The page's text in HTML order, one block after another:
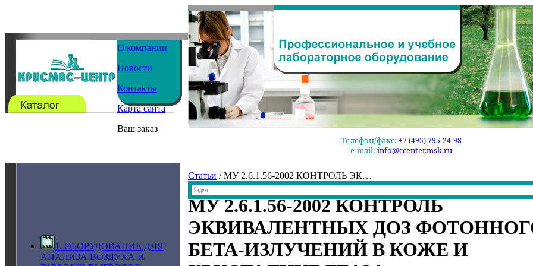
О компании
Новости
Контакты
Карта сайта
Ваш заказ
Телефон/факс: +7 (495) 795-24-98
e-mail: info@ccenter.msk.ru
1. ОБОРУДОВАНИЕ ДЛЯ
АНАЛИЗА ВОЗДУХА И
Статьи / МУ 2.6.1.56-2002 КОНТРОЛЬ ЭК…
МУ 2.6.1.56-2002 КОНТРОЛЬ
ЭКВИВАЛЕНТНЫХ ДОЗ
БЕТА-ИЗЛУЧЕНИЙ В КОЖЕ И